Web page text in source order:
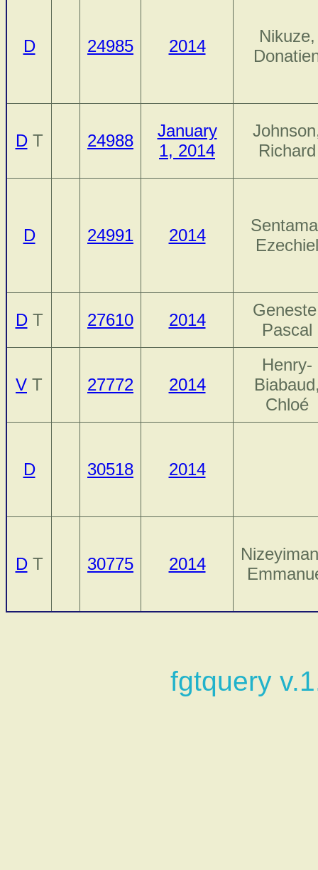
D 24985 2014
Nikuze,
DT 24988
January
1, 2014
Richard
D 24991 2014
Ezechiel
DT 27610 2014
Pascal
V T 27772 2014
Henry-
Chloé
D 30518 2014
DT 30775 2014
fgtquery